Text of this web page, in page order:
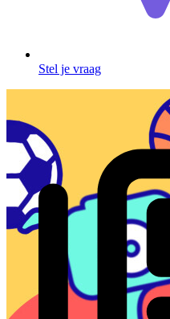
Stel je vraag